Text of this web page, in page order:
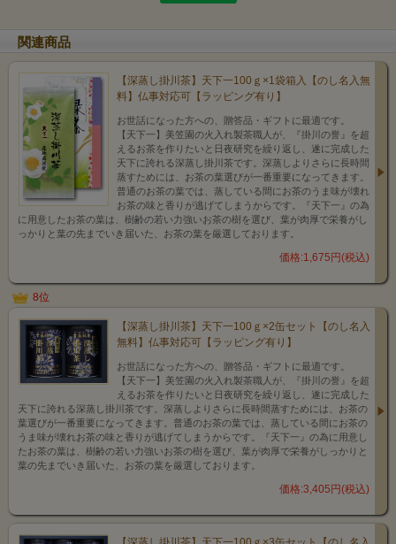
関連商品
【深蒸し掛川茶】天下一100ｇ×1袋箱入【のし名入無
料】仏事対応可【ラッピング有り】
お世話になった方への、贈答品・ギフトに最適です。
【天下一】美笠園の火入れ製茶職人が、『掛川の誉』を超
えるお茶を作りたいと日夜研究を繰り返し、遂に完成した
天下に誇れる深蒸し掛川茶です。深蒸しよりさらに長時間
蒸すためには、お茶の葉選びが一番重要になってきます。
普通のお茶の葉では、蒸している間にお茶のうま味が壊れ
お茶の味と香りが逃げてしまうからです。『天下一』の為
に用意したお茶の葉は、樹齢の若い力強いお茶の樹を選び、葉が肉厚で栄養がし
っかりと葉の先までいき届いた、お茶の葉を厳選しております。
価格:1,675円(税込)
8位
【深蒸し掛川茶】天下一100ｇ×2缶セット【のし名入
無料】仏事対応可【ラッピング有り】
お世話になった方への、贈答品・ギフトに最適です。
【天下一】美笠園の火入れ製茶職人が、『掛川の誉』を超
えるお茶を作りたいと日夜研究を繰り返し、遂に完成した
天下に誇れる深蒸し掛川茶です。深蒸しよりさらに長時間蒸すためには、お茶の
葉選びが一番重要になってきます。普通のお茶の葉では、蒸している間にお茶の
うま味が壊れお茶の味と香りが逃げてしまうからです。『天下一』の為に用意し
たお茶の葉は、樹齢の若い力強いお茶の樹を選び、葉が肉厚で栄養がしっかりと
葉の先までいき届いた、お茶の葉を厳選しております。
価格:3,405円(税込)